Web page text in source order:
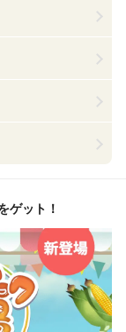
ゲット！